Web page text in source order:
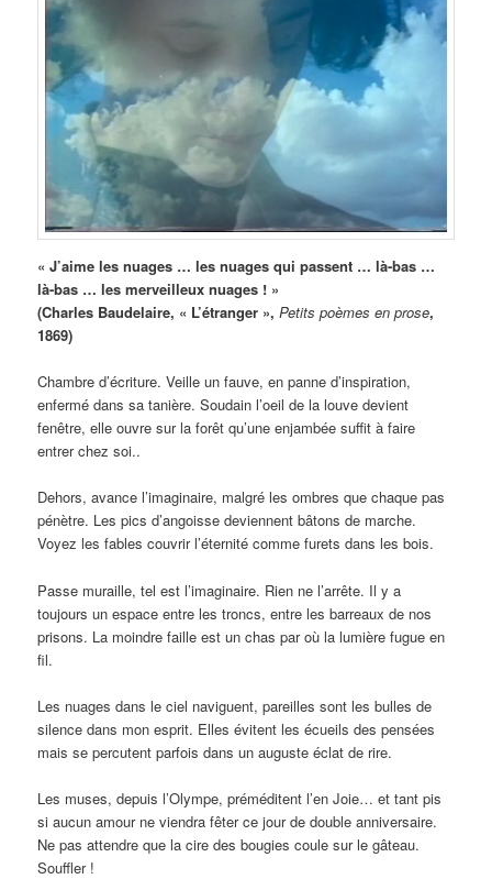
« J’aime les nuages … les nuages qui passent … là-bas …
là-bas … les merveilleux nuages ! »
(Charles Baudelaire, « L’étranger »,Petits poèmes en prose,
1869)
Chambre d’écriture. Veille un fauve, en panne d’inspiration,
enfermé dans sa tanière. Soudain l’oeil de la louve devient
fenêtre, elle ouvre sur la forêt qu’une enjambée suffit à faire
entrer chez soi..
Dehors, avance l’imaginaire, malgré les ombres que chaque pas
pénètre. Les pics d’angoisse deviennent bâtons de marche.
Voyez les fables couvrir l’éternité comme furets dans les bois.
Passe muraille, tel est l’imaginaire. Rien ne l’arrête. Il y a
toujours un espace entre les troncs, entre les barreaux de nos
prisons. La moindre faille est un chas par où la lumière fugue en
fil.
Les nuages dans le ciel naviguent, pareilles sont les bulles de
silence dans mon esprit. Elles évitent les écueils des pensées
mais se percutent parfois dans un auguste éclat de rire.
Les muses, depuis l’Olympe, préméditent l’en Joie… et tant pis
si aucun amour ne viendra fêter ce jour de double anniversaire.
Ne pas attendre que la cire des bougies coule sur le gâteau.
Souffler !